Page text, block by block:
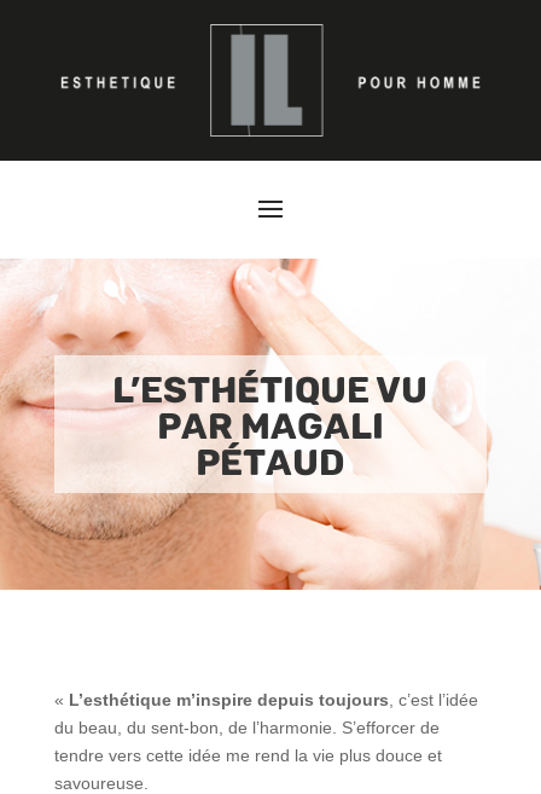
L’ESTHÉTIQUE VU
PAR MAGALI
PÉTAUD
« L’esthétique m’inspire depuis toujours , c’est l’idée
du beau, du sent-bon, de l’harmonie. S’efforcer de
tendre vers cette idée me rend la vie plus douce et
savoureuse.